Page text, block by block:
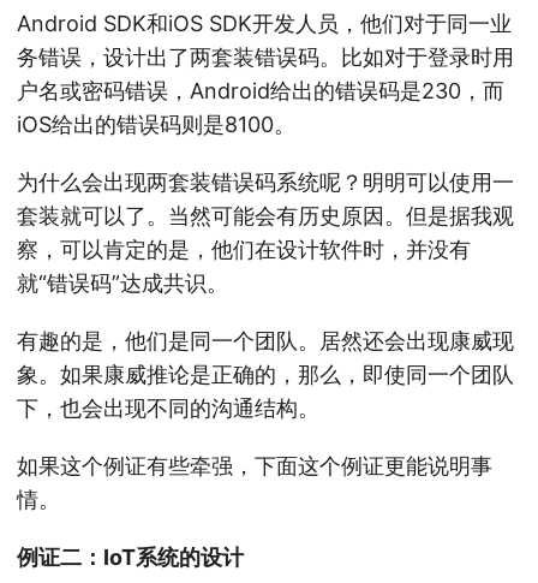
Android SDK和iOS SDK开发人员，他们对于同一业
务错误，设计出了两套装错误码。比如对于登录时用
户名或密码错误，Android给出的错误码是230，而
iOS给出的错误码则是8100。
为什么会出现两套装错误码系统呢？明明可以使用一
套装就可以了。当然可能会有历史原因。但是据我观
察，可以肯定的是，他们在设计软件时，并没有
就“错误码”达成共识。
有趣的是，他们是同一个团队。居然还会出现康威现
象。如果康威推论是正确的，那么，即使同一个团队
下，也会出现不同的沟通结构。
如果这个例证有些牵强，下面这个例证更能说明事
情。
例证二：IoT系统的设计